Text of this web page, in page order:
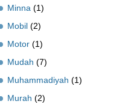
Minna (1)
Mobil (2)
Motor (1)
Mudah (7)
Muhammadiyah (1)
Murah (2)